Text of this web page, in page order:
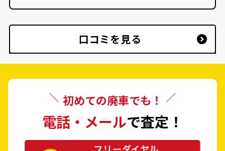
口コミを見る
初めての廃車でも！
電話・メールで査定！